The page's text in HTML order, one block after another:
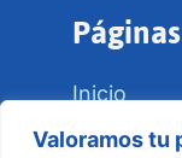
Valoramos tu
Páginas
Inicio
Galería